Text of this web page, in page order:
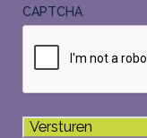
CAPTCHA